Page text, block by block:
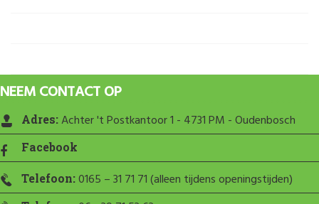
NEEM CONTACT OP
Adres:Achter 't Postkantoor 1 - 4731 PM - Oudenbosch
Facebook
Telefoon:0165 – 31 71 71 (alleen tijdens openingstijden)